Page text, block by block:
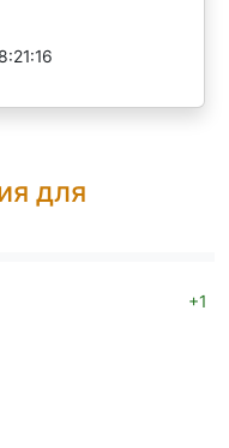
для
+1